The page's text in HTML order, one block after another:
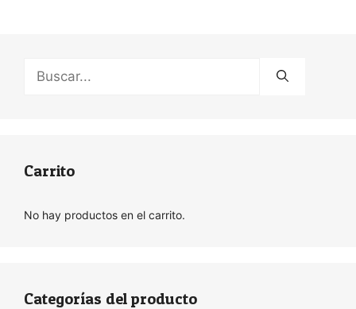
Carrito
No hay productos en el carrito.
Categorías del producto